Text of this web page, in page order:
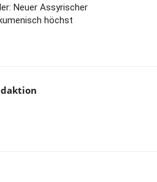
Neuer Assyrischer
höchst